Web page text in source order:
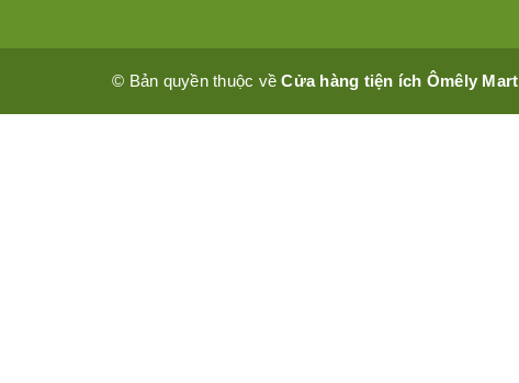
© Bản quyền thuộc vềCửa hàng tiện ích Ômêly Mart